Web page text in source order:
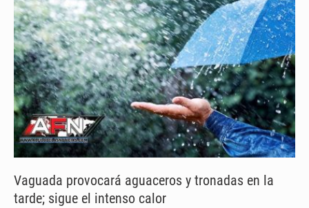
Vaguada provocará aguaceros y tronadas en la
tarde; sigue el intenso calor